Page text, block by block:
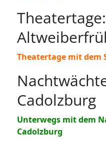
Theatertage:
Theatertage mit
Cadolzburg
Unterwegs mit dem
Cadolzburg